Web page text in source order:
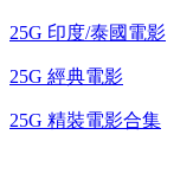
25G 印度/泰國電影
25G 經典電影
25G 精裝電影合集